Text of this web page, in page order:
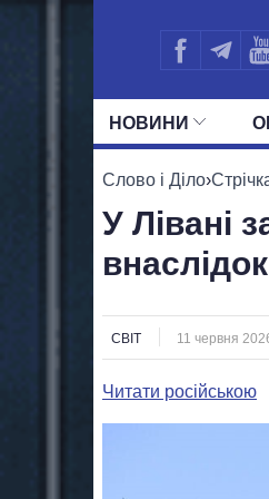
НОВИНИ
Слово і Діло›
У Лівані
СВІТ 11 червня
Читати російською